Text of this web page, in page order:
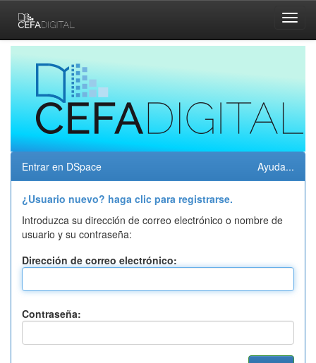
navigation
Entrar en DSpace Ayuda...
¿Usuario nuevo? haga clic para registrarse.
Introduzca su dirección de correo electrónico o nombre de
usuario y su contraseña:
Dirección de correo electrónico:
Contraseña: